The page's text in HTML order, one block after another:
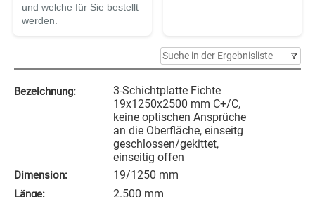
und welche für Sie bestellt
werden.
Bezeichnung:
3-Schichtplatte Fichte
19x1250x2500 mm C+/C,
keine optischen Ansprüche
an die Oberfläche, einseitg
geschlossen/gekittet,
einseitig offen
Dimension: 19/1250 mm
Länge: 2.500 mm